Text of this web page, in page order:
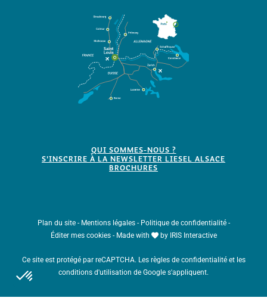
QUI SOMMES-NOUS ?
S'INSCRIRE À LA NEWSLETTER LIESEL ALSACE
BROCHURES
Plan du site - Mentions légales - Politique de confidentialité -
Éditer mes cookies - Made with by IRIS Interactive
Ce site est protégé par reCAPTCHA. Les règles de confidentialitéet les
conditions d'utilisation de Google s'appliquent.